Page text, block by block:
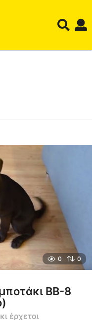
0 0
BB-8
έρχεται